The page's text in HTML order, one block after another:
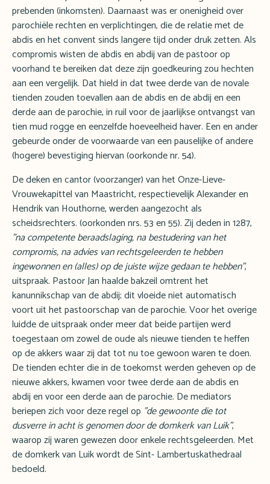
prebenden (inkomsten). Daarnaast was er onenigheid over
parochiële rechten en verplichtingen, die de relatie met de
abdis en het convent sinds langere tijd onder druk zetten. Als
compromis wisten de abdis en abdij van de pastoor op
voorhand te bereiken dat deze zijn goedkeuring zou hechten
aan een vergelijk. Dat hield in dat twee derde van de novale
tienden zouden toevallen aan de abdis en de abdij en een
derde aan de parochie, in ruil voor de jaarlijkse ontvangst van
tien mud rogge en eenzelfde hoeveelheid haver. Een en ander
gebeurde onder de voorwaarde van een pauselijke of andere
(hogere) bevestiging hiervan (oorkonde nr. 54).
De deken en cantor (voorzanger) van het Onze-Lieve-
Vrouwekapittel van Maastricht, respectievelijk Alexander en
Hendrik van Houthorne, werden aangezocht als
scheidsrechters. (oorkonden nrs. 53 en 55). Zij deden in 1287,
"na competente beraadslaging, na bestudering van het
compromis, na advies van rechtsgeleerden te hebben
ingewonnen en (alles) op de juiste wijze gedaan te hebben",
uitspraak. Pastoor Jan haalde bakzeil omtrent het
kanunnikschap van de abdij; dit vloeide niet automatisch
voort uit het pastoorschap van de parochie. Voor het overige
luidde de uitspraak onder meer dat beide partijen werd
toegestaan om zowel de oude als nieuwe tienden te heffen
op de akkers waar zij dat tot nu toe gewoon waren te doen.
De tienden echter die in de toekomst werden geheven op de
nieuwe akkers, kwamen voor twee derde aan de abdis en
abdij en voor een derde aan de parochie. De mediators
beriepen zich voor deze regel op "de gewoonte die tot
dusverre in acht is genomen door de domkerk van Luik",
waarop zij waren gewezen door enkele rechtsgeleerden. Met
de domkerk van Luik wordt de Sint- Lambertuskathedraal
bedoeld.